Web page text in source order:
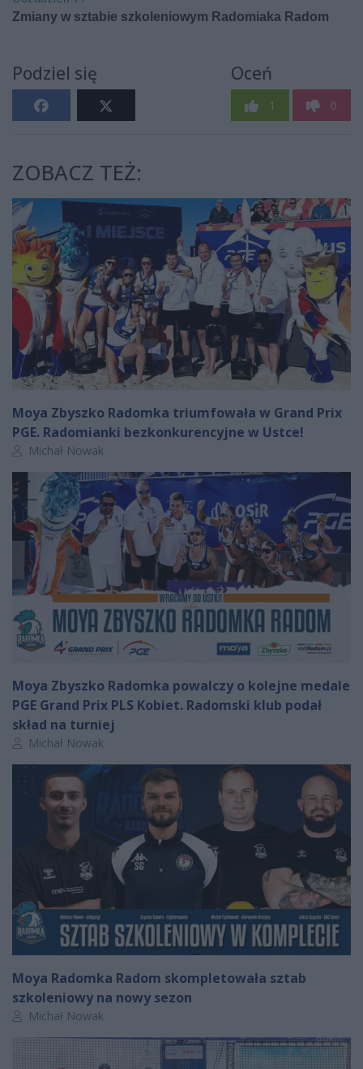
Podziel się Oceń
1 0
ZOBACZ TEŻ:
Moya Zbyszko Radomka triumfowała w Grand Prix
PGE. Radomianki bezkonkurencyjne w Ustce!
Autor artykułu:
Michał Nowak
Moya Zbyszko Radomka powalczy o kolejne medale
PGE Grand Prix PLS Kobiet. Radomski klub podał
skład na turniej
Autor artykułu:
Michał Nowak
Moya Radomka Radom skompletowała sztab
szkoleniowy na nowy sezon
Autor artykułu:
Michał Nowak